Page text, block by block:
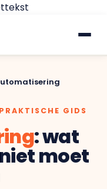
GIDS
: wat
moet